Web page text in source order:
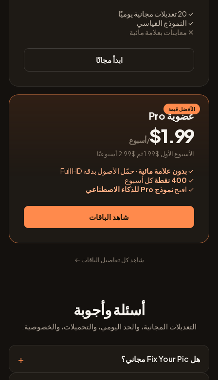
✓ 20 تعديلات مجانية يوميًا
✓ النموذج القياسي
✕ معاينات بعلامة مائية
ابدأ مجانًا
الأفضل قيمة
عضوية Pro
$1.99/أسبوع
الأسبوع الأول $1.99 ثم $2.99 أسبوعيًا
✓بدون علامة مائية · حمّل الأصول بدقة Full HD
✓ 400 نقطة
كل أسبوع
✓ افتحنموذج Pro للذكاء الاصطناعي
شاهد الباقات
شاهد كل تفاصيل الباقات ←
أسئلة وأجوبة
التعديلات المجانية، والحد اليومي، والتحميلات، والخصوصية.
هل Fix Your Pic مجاني؟ +